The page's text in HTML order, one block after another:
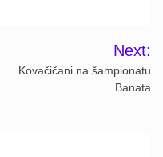
Next:
Kovačičani na šampionatu
Banata